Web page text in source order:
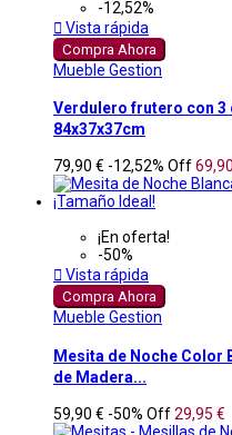
-12,52%
 Vista rápida
Compra Ahora
Mueble Gestion
Verdulero frutero con 3
84x37x37cm
79,90 € -12,52% Off
¡En oferta!
-50%
 Vista rápida
Compra Ahora
Mueble Gestion
Mesita de Noche Color
de Madera...
59,90 € -50% Off29,95 €